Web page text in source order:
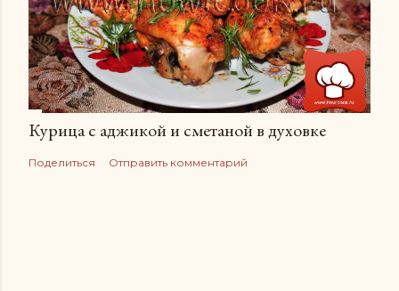
Курица с аджикой и сметаной в духовке
Поделиться Отправить комментарий